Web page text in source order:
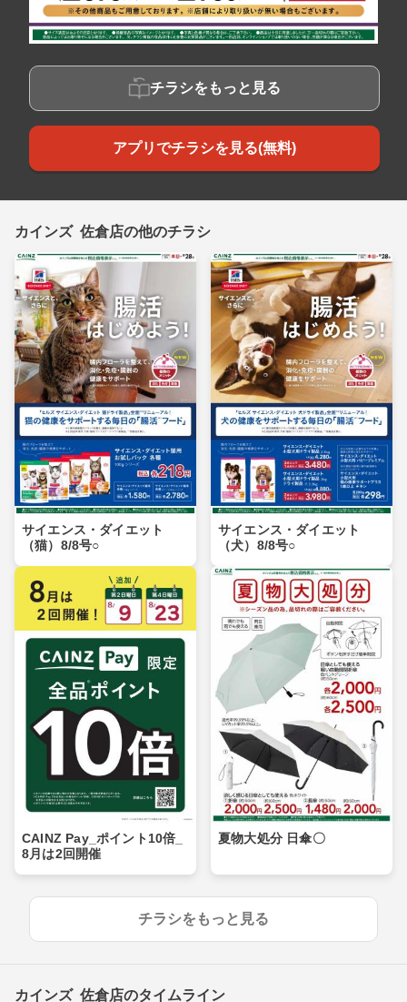
チラシをもっと見る
アプリでチラシを見る(無料)
カインズ 佐倉店の他のチラシ
サイエンス・ダイエット
（猫）8/8号○
サイエンス・ダイエット
（犬）8/8号○
CAINZ Pay_ポイント10倍_
8月は2回開催
夏物大処分 日傘〇
チラシをもっと見る
カインズ 佐倉店のタイムライン